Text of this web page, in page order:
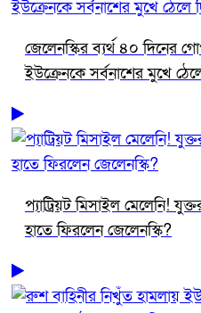
জেলেনস্কির ব্যর্থ ৪০ দিনের
ইউক্রেনকে সর্বনাশের মুখে
প্যাট্রিয়ট মিসাইল মেলেনি!
হাতে ফিরলেন জেলেনস্কি?